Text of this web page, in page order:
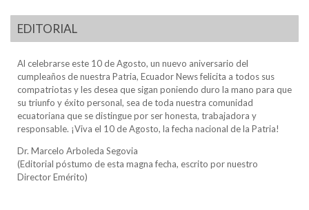
EDITORIAL
Al celebrarse este 10 de Agosto, un nuevo aniversario del
cumpleaños de nuestra Patria, Ecuador News felicita a todos sus
compatriotas y les desea que sigan poniendo duro la mano para que
su triunfo y éxito personal, sea de toda nuestra comunidad
ecuatoriana que se distingue por ser honesta, trabajadora y
responsable. ¡Viva el 10 de Agosto, la fecha nacional de la Patria!
Dr. Marcelo Arboleda Segovia
(Editorial póstumo de esta magna fecha, escrito por nuestro
Director Emérito)